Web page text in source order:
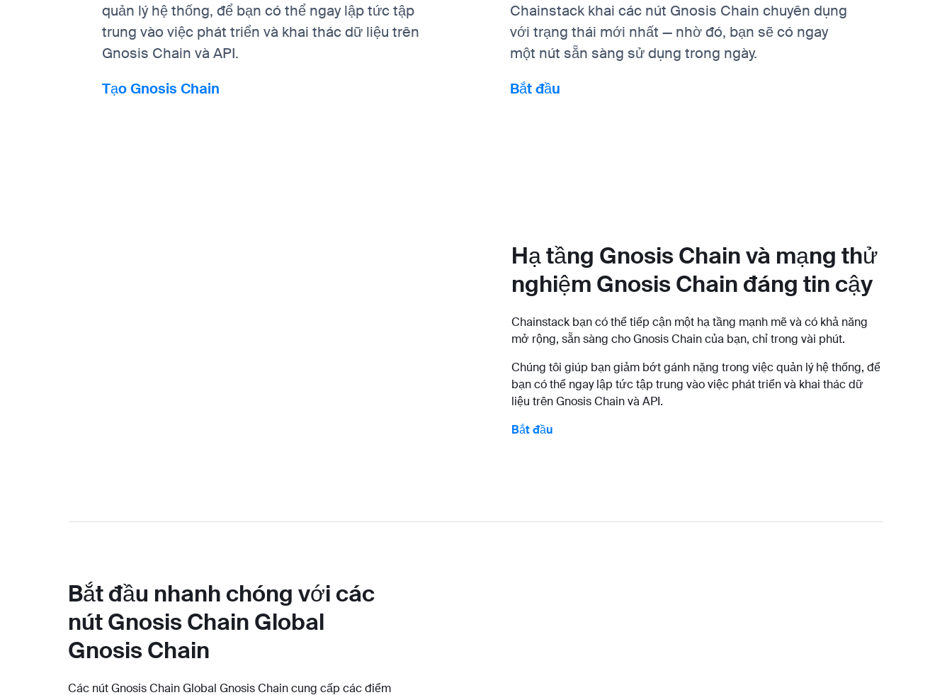
quản lý hệ thống, để bạn có thể ngay lập tức tập
trung vào việc phát triển và khai thác dữ liệu trên
Gnosis Chain và API.
Tạo Gnosis Chain
Chainstack khai các nút Gnosis Chain chuyên dụng
với trạng thái mới nhất — nhờ đó, bạn sẽ có ngay
một nút sẵn sàng sử dụng trong ngày.
Bắt đầu
Hạ tầng Gnosis Chain và mạng thử
nghiệm Gnosis Chain đáng tin cậy
Chainstack bạn có thể tiếp cận một hạ tầng mạnh mẽ và có khả năng
mở rộng, sẵn sàng cho Gnosis Chain của bạn, chỉ trong vài phút.
Chúng tôi giúp bạn giảm bớt gánh nặng trong việc quản lý hệ thống, để
bạn có thể ngay lập tức tập trung vào việc phát triển và khai thác dữ
liệu trên Gnosis Chain và API.
Bắt đầu
Bắt đầu nhanh chóng với các
nút Gnosis Chain Global
Gnosis Chain
Các nút Gnosis Chain Global Gnosis Chain cung cấp các điểm